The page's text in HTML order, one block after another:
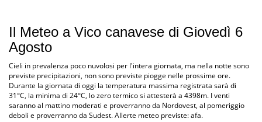
Il Meteo a Vico canavese di Giovedì 6
Agosto
Cieli in prevalenza poco nuvolosi per l'intera giornata, ma nella notte sono
previste precipitazioni, non sono previste piogge nelle prossime ore.
Durante la giornata di oggi la temperatura massima registrata sarà di
31°C, la minima di 24°C, lo zero termico si attesterà a 4398m. I venti
saranno al mattino moderati e proverranno da Nordovest, al pomeriggio
deboli e proverranno da Sudest. Allerte meteo previste: afa.